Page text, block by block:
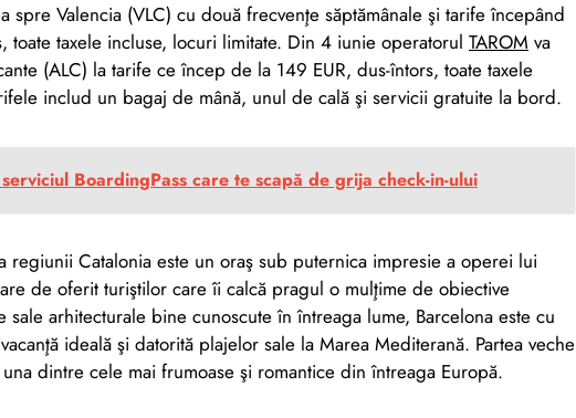
spre Valencia (VLC) cu două frecvenţe săptămânale şi tarife începând
toate taxele incluse, locuri limitate. Din 4 iunie operatorul TAROM va
(ALC) la tarife ce încep de la 149 EUR, dus-întors, toate taxele
includ un bagaj de mână, unul de cală şi servicii gratuite la bord.
BoardingPass care te scapă de grija check-in-ului
regiunii Catalonia este un oraş sub puternica impresie a operei lui
de oferit turiştilor care îi calcă pragul o mulţime de obiective
sale arhitecturale bine cunoscute în întreaga lume, Barcelona este cu
ideală şi datorită plajelor sale la Marea Mediterană. Partea veche
dintre cele mai frumoase şi romantice din întreaga Europă.